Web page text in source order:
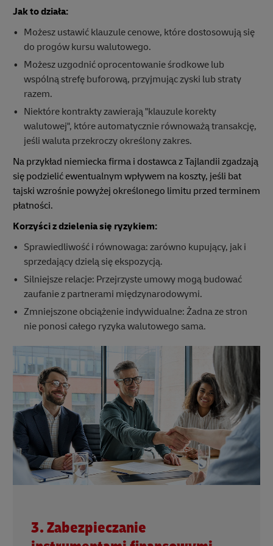
Jak to działa:
Możesz ustawić klauzule cenowe, które dostosowują się
do progów kursu walutowego.
Możesz uzgodnić oprocentowanie środkowe lub
wspólną strefę buforową, przyjmując zyski lub straty
razem.
Niektóre kontrakty zawierają "klauzule korekty
walutowej", które automatycznie równoważą transakcję,
jeśli waluta przekroczy określony zakres.
Na przykład niemiecka firma i dostawca z Tajlandii zgadzają
się podzielić ewentualnym wpływem na koszty, jeśli bat
tajski wzrośnie powyżej określonego limitu przed terminem
płatności.
Korzyści z dzielenia się ryzykiem:
Sprawiedliwość i równowaga: zarówno kupujący, jak i
sprzedający dzielą się ekspozycją.
Silniejsze relacje: Przejrzyste umowy mogą budować
zaufanie z partnerami międzynarodowymi.
Zmniejszone obciążenie indywidualne: Żadna ze stron
nie ponosi całego ryzyka walutowego sama.
3. Zabezpieczanie